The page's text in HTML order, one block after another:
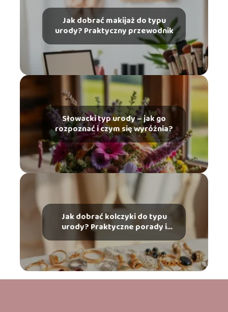
Jak dobrać makijaż do typu
urody? Praktyczny przewodnik
Słowacki typ urody – jak go
rozpoznać i czym się wyróżnia?
Jak dobrać kolczyki do typu
urody? Praktyczne porady i
wskazówki